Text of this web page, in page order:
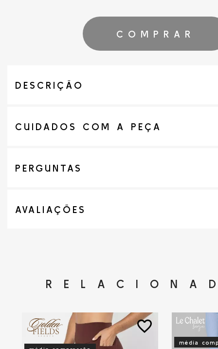
COMPRAR
DESCRIÇÃO
CUIDADOS COM A PEÇA
PERGUNTAS
AVALIAÇÕES
favorite_border
média